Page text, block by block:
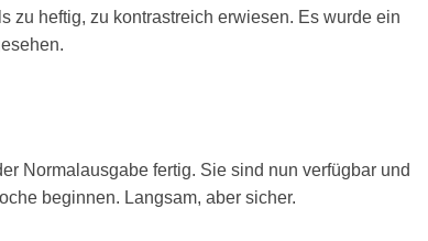
zu heftig, zu kontrastreich erwiesen. Es wurde ein
Normalausgabe fertig. Sie sind nun verfügbar und
beginnen. Langsam, aber sicher.